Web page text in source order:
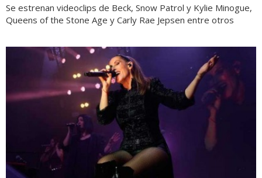
Se estrenan videoclips de Beck, Snow Patrol y Kylie Minogue,
Queens of the Stone Age y Carly Rae Jepsen entre otros